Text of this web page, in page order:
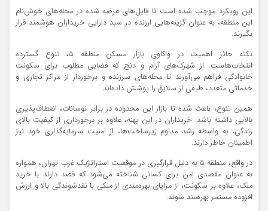
این رویکرد موجب شده است تا فایل‌های عرضه شده در محله‌های خوش‌نام
این منطقه، به عنوان گزینه‌هایی ارزنده در سبد دارایی خریداران هوشمند قرار
بگیرند.
نکته حائز اهمیت در واکاوی بازار مسکن منطقه ۵، تنوع گسترده
انتخاب‌هاست. از شهرک‌های آرام و دنج که فضایی مطلوب برای سکونت
خانوادگی فراهم می‌آورند تا محله‌های سرزنده و برخوردار از مراکز تجاری و
خدماتی متعدد، طیفی از سلایق را پوشش داده‌اند.
همین تنوع، باعث شده تا بازار این محدوده در برابر نوسانات، انعطاف‌پذیری
بالایی داشته باشد. خریداران در این پهنه، علاوه بر برخورداری از کیفیت بالای
زندگی، به واسطه رشد مداوم زیرساخت‌ها، از امنیت سرمایه‌گذاری خود نیز
اطمینان خاطر دارند.
در واقع، منطقه ۵ به دلیل قرارگیری در موقعیت استراتژیک غرب تهران، همواره
به عنوان مقصدی امن برای کسانی شناخته می‌شود که قصد دارند با خرید
ملک، علاوه بر سکونت، از مزایای بهره‌مندی از ملکی با نقدشوندگی بالا و ارزش
افزوده مستمر بهره‌مند شوند.